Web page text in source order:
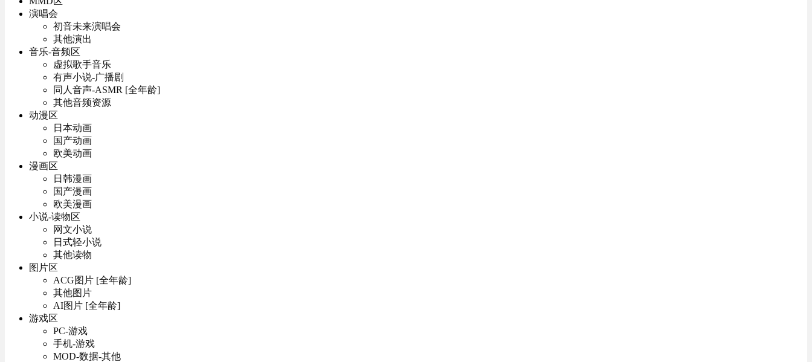
演唱会
初音未来演唱会
其他演出
音乐-音频区
虚拟歌手音乐
有声小说-广播剧
同人音声-ASMR [全年龄]
其他音频资源
动漫区
日本动画
国产动画
欧美动画
漫画区
日韩漫画
国产漫画
欧美漫画
小说-读物区
网文小说
日式轻小说
其他读物
图片区
ACG图片 [全年龄]
其他图片
AI图片 [全年龄]
游戏区
PC-游戏
手机-游戏
MOD-数据-其他